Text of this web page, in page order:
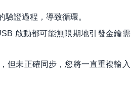
證過程，導致循環。
啟動都可能無限期地引發金鑰需
但未正確同步，您將一直重複輸入